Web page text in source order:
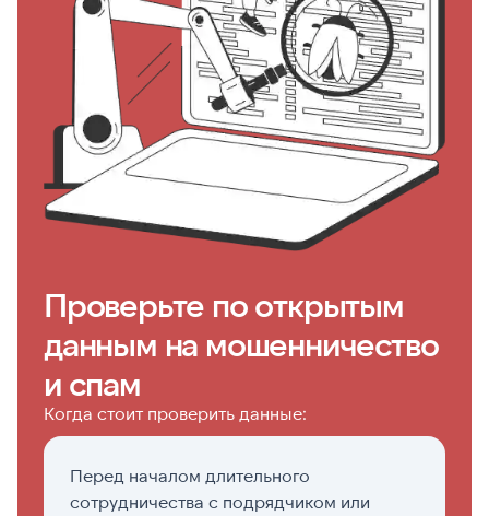
Проверьте по открытым
данным на мошенничество
и спам
Когда стоит проверить данные:
Перед началом длительного
сотрудничества с подрядчиком или